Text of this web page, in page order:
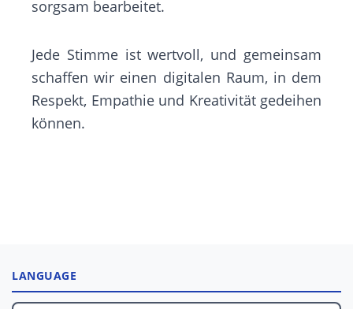
sorgsam bearbeitet.
Jede Stimme ist wertvoll, und gemeinsam
schaffen wir einen digitalen Raum, in dem
Respekt, Empathie und Kreativität gedeihen
können.
LANGUAGE